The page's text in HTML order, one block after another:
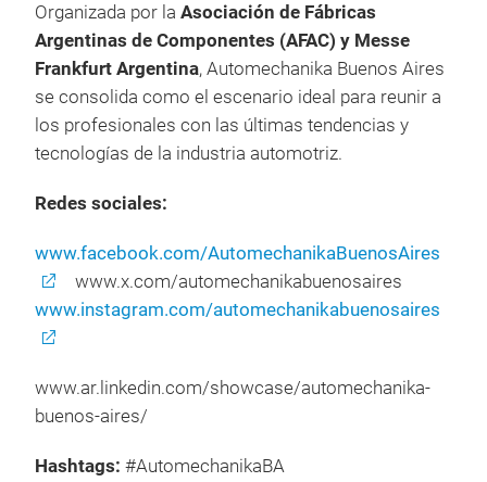
Organizada por la Asociación de Fábricas
Argentinas de Componentes (AFAC) y Messe
Frankfurt Argentina, Automechanika Buenos Aires
se consolida como el escenario ideal para reunir a
los profesionales con las últimas tendencias y
tecnologías de la industria automotriz.
Redes sociales:
www.facebook.com/AutomechanikaBuenosAires
www.x.com/automechanikabuenosaires
www.instagram.com/automechanikabuenosaires
www.ar.linkedin.com/showcase/automechanika-
buenos-aires/
Hashtags: #AutomechanikaBA